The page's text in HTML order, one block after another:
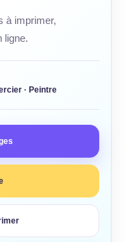
à imprimer,
ligne.
· Peintre